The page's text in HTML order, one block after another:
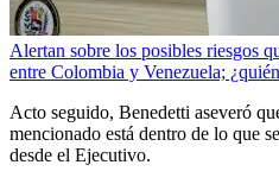
Alertan sobre los posibles riesgos
entre Colombia y Venezuela;
Acto seguido, Benedetti aseveró
mencionado está dentro de lo que
desde el Ejecutivo.